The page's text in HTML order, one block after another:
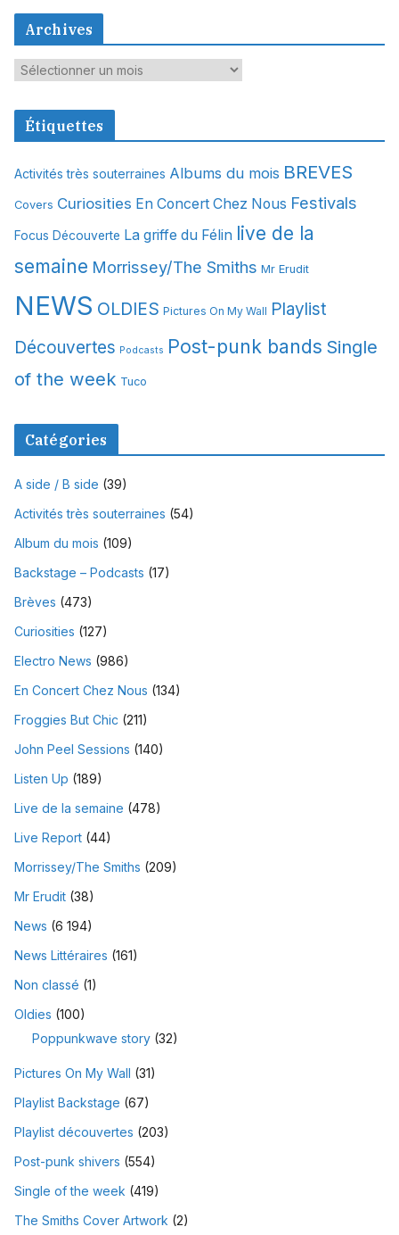
Archives
A
c
v
e
Étiquettes
Activités très souterraines Albums du mois BREVES
Covers Curiosities En Concert Chez Nous Festivals
Focus Découverte La griffe du Félin live de la
semaine Morrissey/The Smiths Mr Erudit
NEWS OLDIES Pictures On My Wall Playlist
Découvertes Podcasts Post-punk bands Single
of the week Tuco
Catégories
A side / B side (39)
Activités très souterraines (54)
Album du mois (109)
Backstage – Podcasts (17)
Brèves (473)
Curiosities (127)
Electro News (986)
En Concert Chez Nous (134)
Froggies But Chic (211)
John Peel Sessions (140)
Listen Up (189)
Live de la semaine (478)
Live Report (44)
Morrissey/The Smiths (209)
Mr Erudit (38)
News (6 194)
News Littéraires (161)
Non classé (1)
Oldies (100)
Poppunkwave story (32)
Pictures On My Wall (31)
Playlist Backstage (67)
Playlist découvertes (203)
Post-punk shivers (554)
Single of the week (419)
The Smiths Cover Artwork (2)